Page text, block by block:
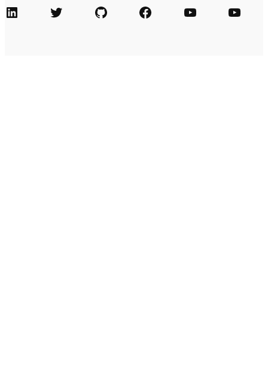
LinkedIn Twitter GitHub Facebook Agile Videos Tech-Videos